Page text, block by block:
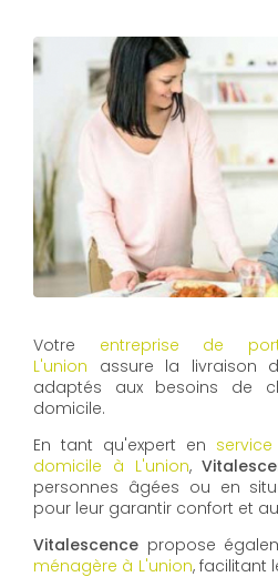
Votre entreprise de
L'union assure la livraison
adaptés aux besoins de
domicile.
En tant qu'expert en
domicile à L'union,
personnes âgées ou en
pour leur garantir confort et
Vitalescence propose
ménagère à L'union, facilitant